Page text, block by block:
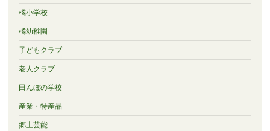
橘小学校
橘幼稚園
子どもクラブ
老人クラブ
田んぼの学校
産業・特産品
郷土芸能